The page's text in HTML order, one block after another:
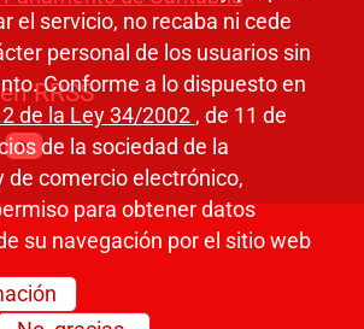
RRSS
el servicio, no recaba ni cede
personal de los usuarios sin
Conforme a lo dispuesto en
de la Ley 34/2002 , de 11 de
de la sociedad de la
de comercio electrónico,
para obtener datos
su navegación por el sitio web